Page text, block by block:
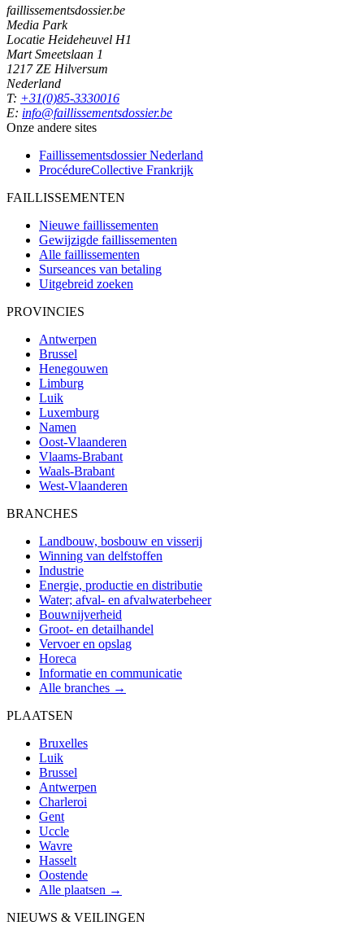
faillissementsdossier.be
Media Park
Locatie Heideheuvel H1
Mart Smeetslaan 1
1217 ZE Hilversum
Nederland
T: +31(0)85-3330016
E: info@faillissementsdossier.be
Onze andere sites
Faillissementsdossier Nederland
ProcédureCollective Frankrijk
FAILLISSEMENTEN
Nieuwe faillissementen
Gewijzigde faillissementen
Alle faillissementen
Surseances van betaling
Uitgebreid zoeken
PROVINCIES
Antwerpen
Brussel
Henegouwen
Limburg
Luik
Luxemburg
Namen
Oost-Vlaanderen
Vlaams-Brabant
Waals-Brabant
West-Vlaanderen
BRANCHES
Landbouw, bosbouw en visserij
Winning van delfstoffen
Industrie
Energie, productie en distributie
Water; afval- en afvalwaterbeheer
Bouwnijverheid
Groot- en detailhandel
Vervoer en opslag
Horeca
Informatie en communicatie
Alle branches →
PLAATSEN
Bruxelles
Luik
Brussel
Antwerpen
Charleroi
Gent
Uccle
Wavre
Hasselt
Oostende
Alle plaatsen →
NIEUWS & VEILINGEN